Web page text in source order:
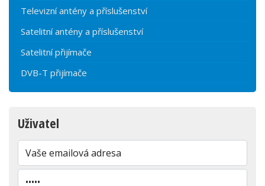
Televizní antény a příslušenství
Satelitní antény a příslušenství
Satelitní přijímače
DVB-T přijímače
Uživatel